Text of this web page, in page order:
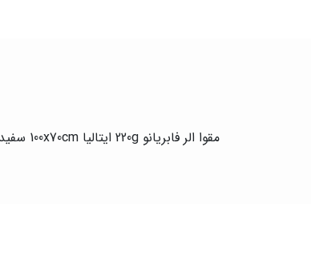
مقوا الر فابریانو 220g ایتالیا 100x70cm سفید (100) -1117